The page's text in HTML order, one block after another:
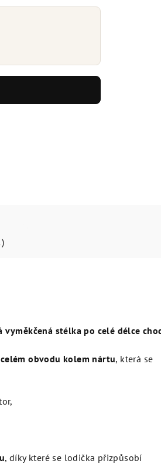
vyměkčená stélka po celé délce
obvodu kolem nártu, která se
, díky které se lodička přizpůsobí